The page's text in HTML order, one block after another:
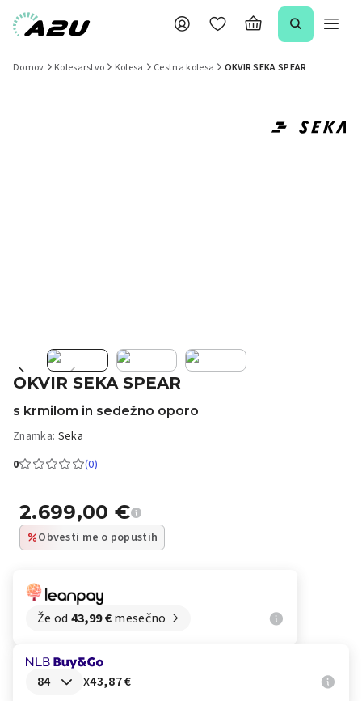
Domov Kolesarstvo Kolesa Cestna kolesa OKVIR SEKA SPEAR
OKVIR SEKA SPEAR
s krmilom in sedežno oporo
Znamka: Seka
0
(0)
2.699,00 €
Obvesti me o popustih
Že od 43,99€mesečno
x43,87 €